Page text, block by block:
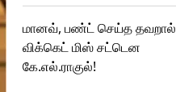
மானவ், பண்ட் செய்த தவறால்
விக்கெட் மிஸ் சட்டென
கே.எல்.ராகுல்!